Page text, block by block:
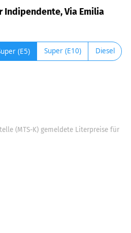
Via Emilia
(E5) Super (E10) Diesel
(MTS-K) gemeldete Literpreise für